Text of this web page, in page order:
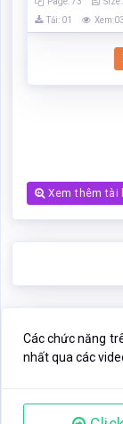
Tải: 01
Xem:03
Xem thêm tài
Các chức năng
nhất qua các